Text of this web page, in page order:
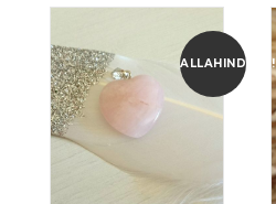
ALLAHINDLUS!